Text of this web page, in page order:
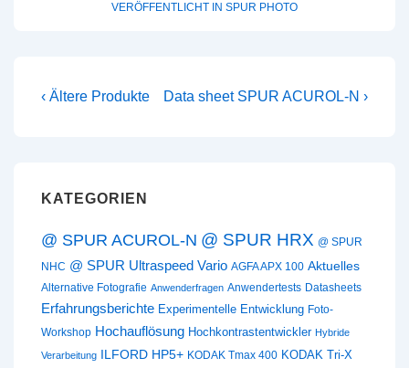
VERÖFFENTLICHT IN SPUR PHOTO
Beitragsnavigation
Vorheriger
‹ Ältere Produkte
Nächster
Data sheet SPUR ACUROL-N ›
KATEGORIEN
@ SPUR ACUROL-N @ SPUR HRX @ SPUR
NHC @ SPUR Ultraspeed Vario AGFA APX 100 Aktuelles
Alternative Fotografie Anwenderfragen Anwendertests Datasheets
Erfahrungsberichte Experimentelle Entwicklung Foto-
Workshop Hochauflösung Hochkontrastentwickler Hybride
Verarbeitung ILFORD HP5+ KODAK Tmax 400 KODAK Tri-X